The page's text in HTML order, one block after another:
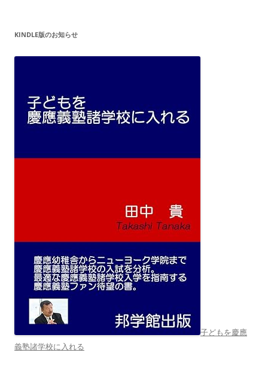
KINDLE版のお知らせ
子どもを慶應
義塾諸学校に入れる